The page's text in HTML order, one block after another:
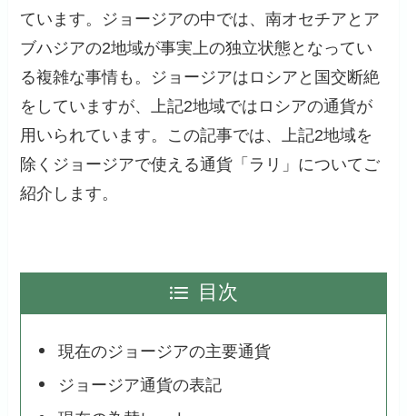
ています。ジョージアの中では、南オセチアとア
ブハジアの2地域が事実上の独立状態となってい
る複雑な事情も。ジョージアはロシアと国交断絶
をしていますが、上記2地域ではロシアの通貨が
用いられています。この記事では、上記2地域を
除くジョージアで使える通貨「ラリ」についてご
紹介します。
目次
現在のジョージアの主要通貨
ジョージア通貨の表記